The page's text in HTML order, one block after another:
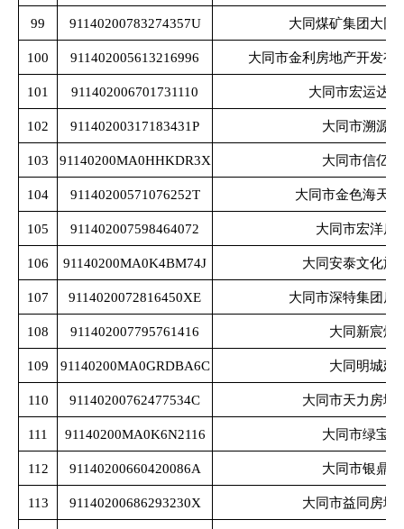
99 91140200783274357U 大同煤矿集团大同
100 911402005613216996 大同市金利房地产开发有
101 911402006701731110 大同市宏运达
102 91140200317183431P 大同市溯源
103 91140200MA0HHKDR3X 大同市信亿
104 91140200571076252T 大同市金色海天
105 911402007598464072 大同市宏洋房
106 91140200MA0K4BM74J 大同安泰文化旅
107 9114020072816450XE 大同市深特集团房
108 911402007795761416 大同新宸煤
109 91140200MA0GRDBA6C 大同明城建
110 91140200762477534C 大同市天力房地
111 91140200MA0K6N2116 大同市绿宝
112 91140200660420086A 大同市银鼎
113 91140200686293230X 大同市益同房地